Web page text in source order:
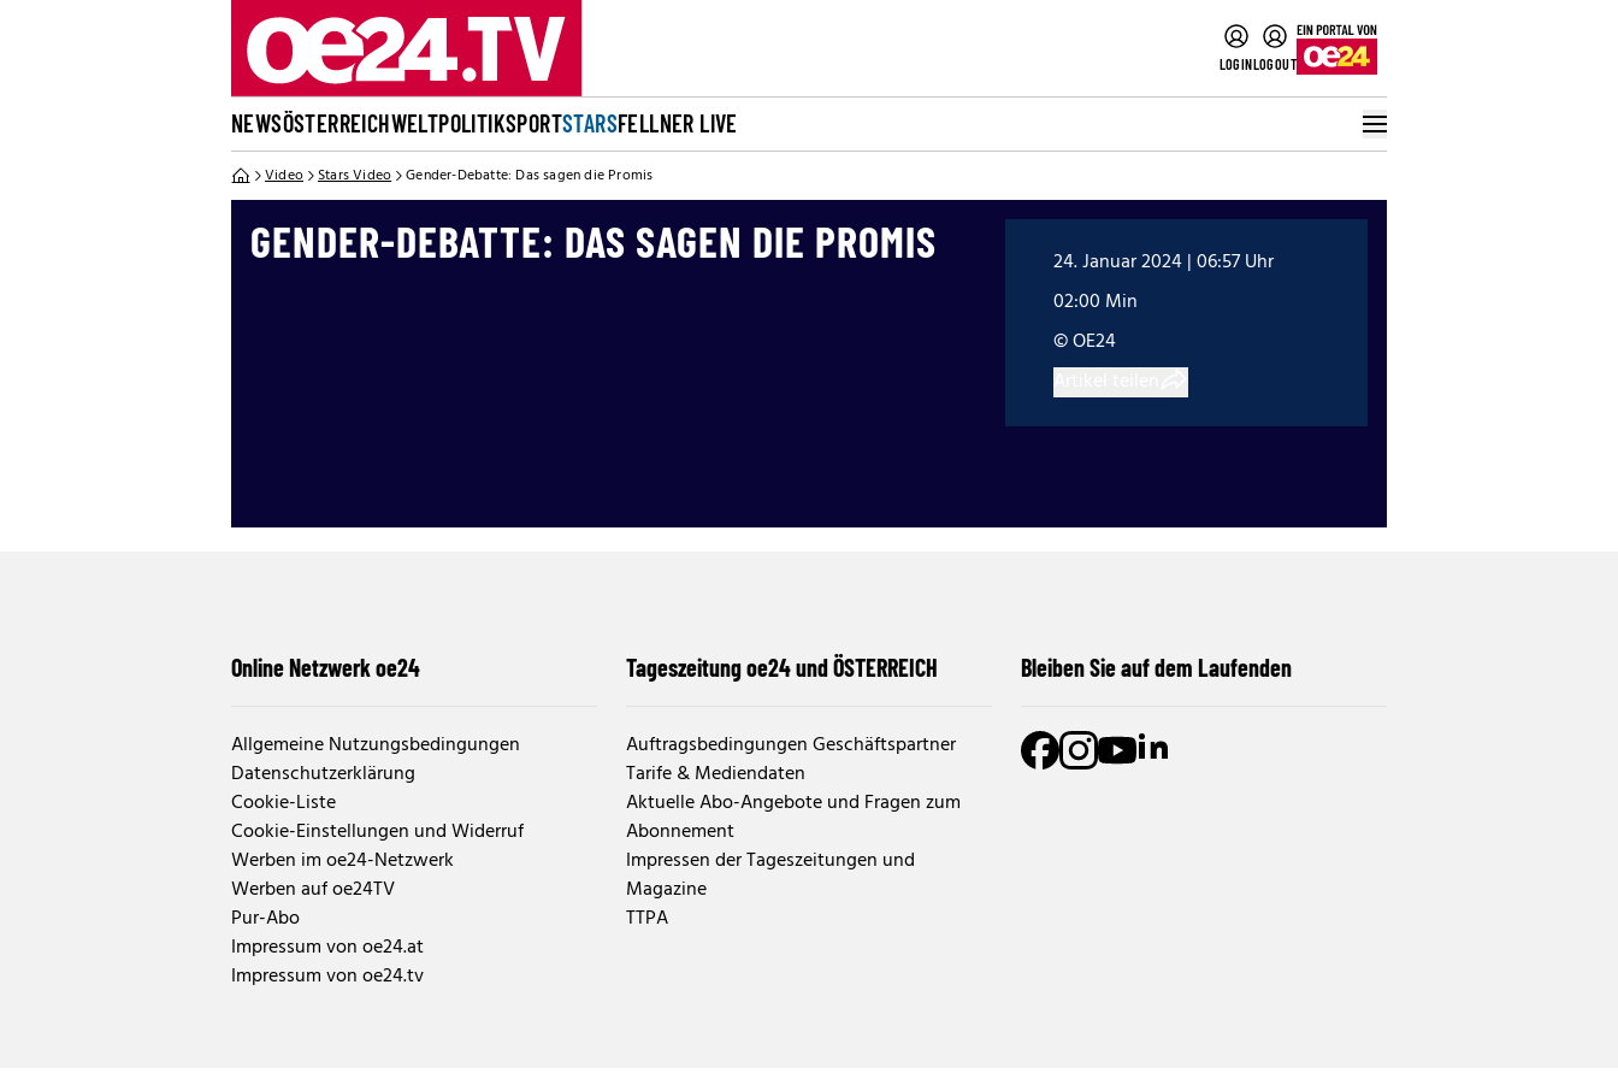
LOGINLOGOUT
NEWSÖSTERREICHWELTPOLITIKSPORTSTARSFELLNER LIVE
Video Stars Video Gender-Debatte: Das sagen die Promis
GENDER-DEBATTE: DAS SAGEN DIE PROMIS
24. Januar 2024 | 06:57 Uhr
02:00 Min
© OE24
Online Netzwerk oe24
Allgemeine Nutzungsbedingungen
Datenschutzerklärung
Cookie-Liste
Cookie-Einstellungen und Widerruf
Werben im oe24-Netzwerk
Werben auf oe24TV
Pur-Abo
Impressum von oe24.at
Impressum von oe24.tv
Tageszeitung oe24 und ÖSTERREICH
Auftragsbedingungen Geschäftspartner
Tarife & Mediendaten
Aktuelle Abo-Angebote und Fragen zum
Abonnement
Impressen der Tageszeitungen und
Magazine
TTPA
Bleiben Sie auf dem Laufenden